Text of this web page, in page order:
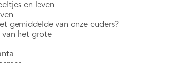
en leven
gemiddelde van onze ouders?
van het grote